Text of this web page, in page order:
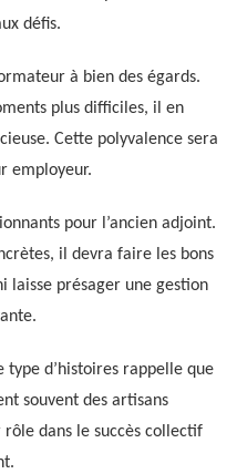
défis.
à bien des égards.
plus difficiles, il en
Cette polyvalence sera
employeur.
pour l’ancien adjoint.
il devra faire les bons
laisse présager une gestion
type d’histoires rappelle que
souvent des artisans
dans le succès collectif